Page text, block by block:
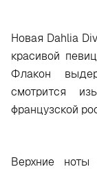
Новая Dahlia
красивой
Флакон
смотрится
французской
Верхние ноты